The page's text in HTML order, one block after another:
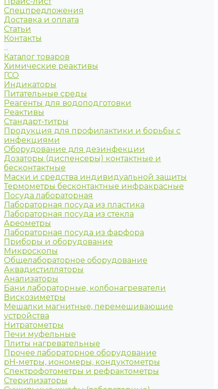
Спецпредложения
Доставка и оплата
Статьи
Контакты
...
Каталог товаров
Химические реактивы
ГСО
Индикаторы
Питательные среды
Реагенты для водоподготовки
Реактивы
Стандарт-титры
Продукция для профилактики и борьбы с
инфекциями
Оборудование для дезинфекции
Дозаторы (диспенсеры) контактные и
бесконтактные
Маски и средства индивидуальной защиты
Термометры бесконтактные инфракрасные
Посуда лабораторная
Лабораторная посуда из пластика
Лабораторная посуда из стекла
Ареометры
Лабораторная посуда из фарфора
Приборы и оборудование
Микроскопы
Общелабораторное оборудование
Аквадистилляторы
Анализаторы
Бани лабораторные, колбонагреватели
Вискозиметры
Мешалки магнитные, перемешивающие
устройства
Нитратометры
Печи муфельные
Плиты нагревательные
Прочее лабораторное оборудование
рН-метры, иономеры, кондуктометры
Спектрофотометры и рефрактометры
Стерилизаторы